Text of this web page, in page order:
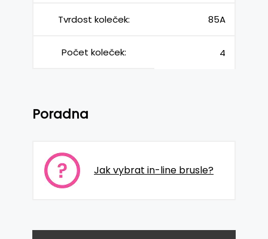
Tvrdost koleček: 85A
Počet koleček: 4
Poradna
Jak vybrat in-line brusle?